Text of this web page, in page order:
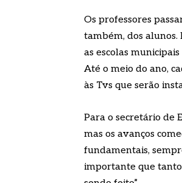
Os professores
também, dos
as escolas
Até o meio do ano,
às Tvs que serão
Para o secretário de
mas os avanços
fundamentais,
importante que